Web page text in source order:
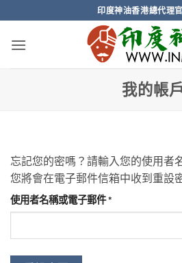
to
content
印度神油香港總代理
我的帳戶
忘記您的密嗎？請輸入您的使用者
您將會在電子郵件信箱中收到重設
使用者名稱或電子郵件*
填